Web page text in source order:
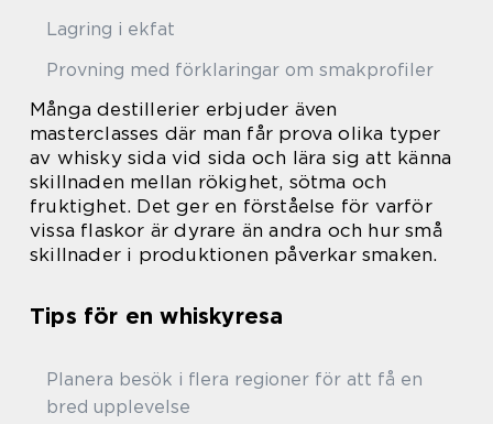
Lagring i ekfat
Provning med förklaringar om smakprofiler
Många destillerier erbjuder även
masterclasses där man får prova olika typer
av whisky sida vid sida och lära sig att känna
skillnaden mellan rökighet, sötma och
fruktighet. Det ger en förståelse för varför
vissa flaskor är dyrare än andra och hur små
skillnader i produktionen påverkar smaken.
Tips för en whiskyresa
Planera besök i flera regioner för att få en
bred upplevelse